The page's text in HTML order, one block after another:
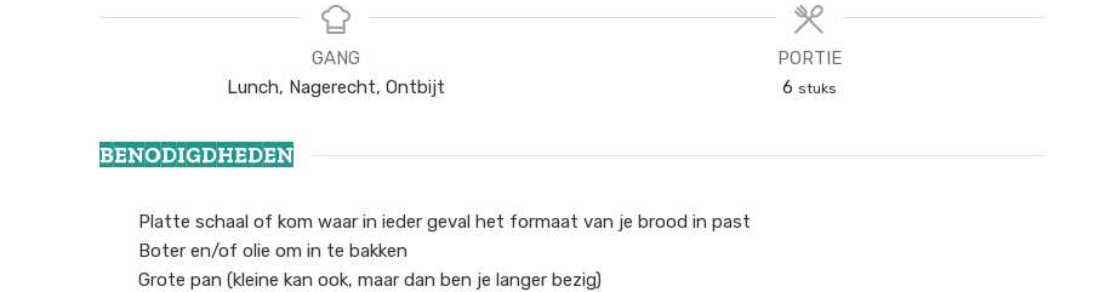
GANG
Lunch, Nagerecht, Ontbijt
PORTIE
6 stuks
BENODIGDHEDEN
Platte schaal of kom waar in ieder geval het formaat van je brood in past
Boter en/of olie om in te bakken
Grote pan (kleine kan ook, maar dan ben je langer bezig)